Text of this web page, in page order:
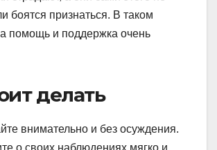
боятся признаться. В таком
помощь и поддержка очень
делать
внимательно и без осуждения.
о своих наблюдениях мягко и